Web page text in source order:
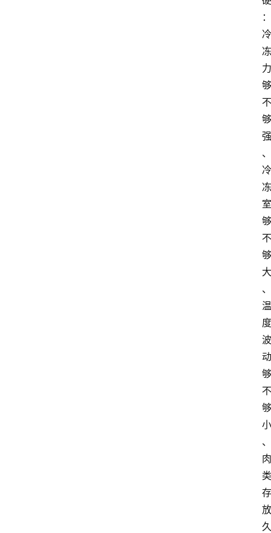
：
冷
冻
力
够
不
够
强
、
冷
冻
室
够
不
够
大
、
温
度
波
动
够
不
够
小
、
肉
类
存
放
久